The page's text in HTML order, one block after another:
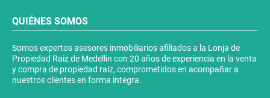
QUIÉNES SOMOS
Somos expertos asesores inmobiliarios afiliados a la Lonja de
Propiedad Raiz de Medellin con 20 años de experiencia en la venta
y compra de propiedad raiz, comprometidos en acompañar a
nuestros clientes en forma integra.